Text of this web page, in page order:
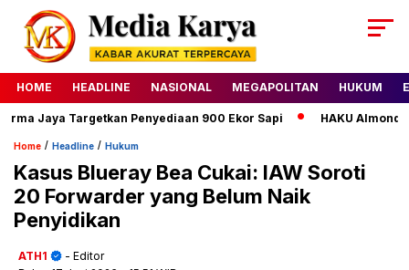
HOME HEADLINE NASIONAL MEGAPOLITAN HUKUM
Jaya Targetkan Penyediaan 900 Ekor Sapi HAKU Almond
Home / Headline / Hukum
Kasus Blueray Bea Cukai: IAW Soroti
20 Forwarder yang Belum Naik
Penyidikan
ATH1
- Editor